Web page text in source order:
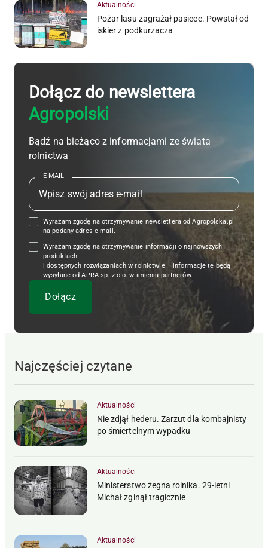
Aktualności
Pożar lasu zagrażał pasiece. Powstał od
iskier z podkurzacza
Dołącz do newslettera
Agropolski
Bądź na bieżąco z informacjami ze świata
rolnictwa
E-MAIL
Wyrażam zgodę na otrzymywanie newslettera od Agropolska.pl
na podany adres e-mail.
Wyrażam zgodę na otrzymywanie informacji o najnowszych
produktach
i dostępnych rozwiązaniach w rolnictwie – informacje te będą
wysyłane od APRA sp. z o.o. w imieniu partnerów.
Najczęściej czytane
Aktualności
Nie zdjął hederu. Zarzut dla kombajnisty
po śmiertelnym wypadku
Aktualności
Ministerstwo żegna rolnika. 29-letni
Michał zginął tragicznie
Aktualności